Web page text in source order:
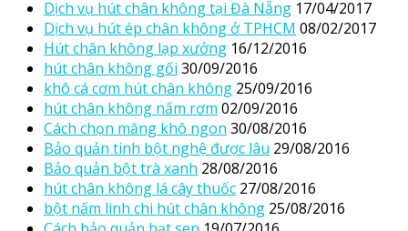
Dịch vụ hút chân không tại Đà Nẵng 17/04/2017
Dịch vụ hút ép chân không ở TPHCM 08/02/2017
Hút chân không lạp xưởng 16/12/2016
hút chân không gối 30/09/2016
khô cá cơm hút chân không 25/09/2016
hút chân không nấm rơm 02/09/2016
Cách chọn măng khô ngon 30/08/2016
Bảo quản tinh bột nghệ được lâu 29/08/2016
Bảo quản bột trà xanh 28/08/2016
hút chân không lá cây thuốc 27/08/2016
bột nấm linh chi hút chân không 25/08/2016